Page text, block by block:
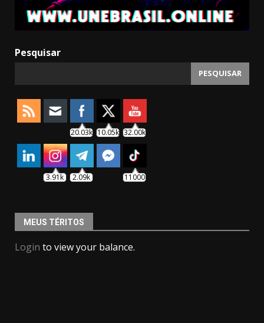
Pesquisar
PESQUISAR
20.03k 10.05k 32.00k
3.91k 2.09k 11000
MEUS TÉRITOS
Login to view your balance.